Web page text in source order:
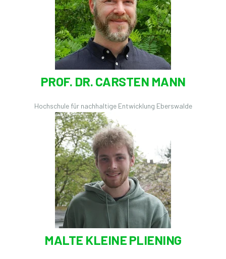
PROF. DR. CARSTEN MANN
Hochschule für nachhaltige Entwicklung Eberswalde
MALTE KLEINE PLIENING